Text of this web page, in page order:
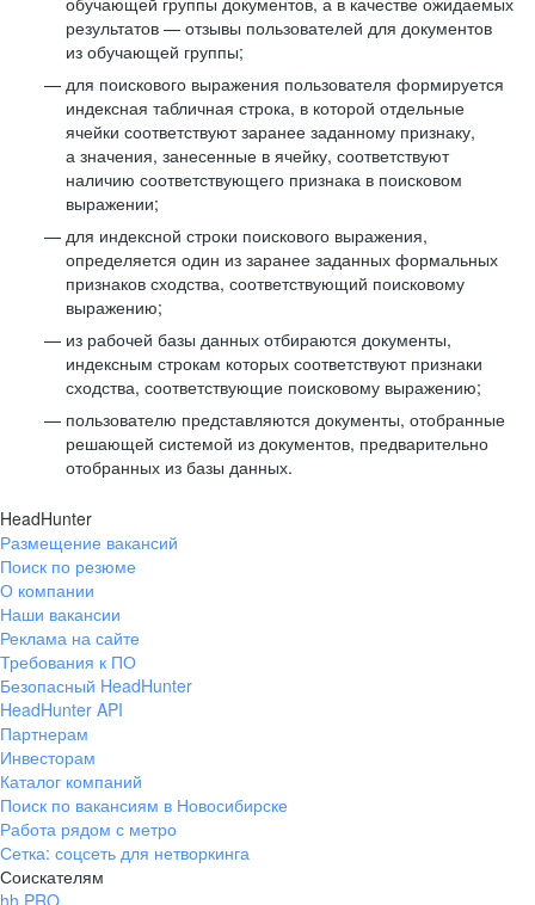
результатов — отзывы пользователей для документов
из обучающей группы;
для поискового выражения пользователя формируется
индексная табличная строка, в которой отдельные
ячейки соответствуют заранее заданному признаку,
а значения, занесенные в ячейку, соответствуют
наличию соответствующего признака в поисковом
выражении;
для индексной строки поискового выражения,
определяется один из заранее заданных формальных
признаков сходства, соответствующий поисковому
выражению;
из рабочей базы данных отбираются документы,
индексным строкам которых соответствуют признаки
сходства, соответствующие поисковому выражению;
пользователю представляются документы, отобранные
решающей системой из документов, предварительно
отобранных из базы данных.
HeadHunter
Размещение вакансий
Поиск по резюме
О компании
Наши вакансии
Реклама на сайте
Требования к ПО
Безопасный HeadHunter
HeadHunter API
Партнерам
Инвесторам
Каталог компаний
Поиск по вакансиям в Новосибирске
Работа рядом с метро
Сетка: соцсеть для нетворкинга
Соискателям
hh PRO